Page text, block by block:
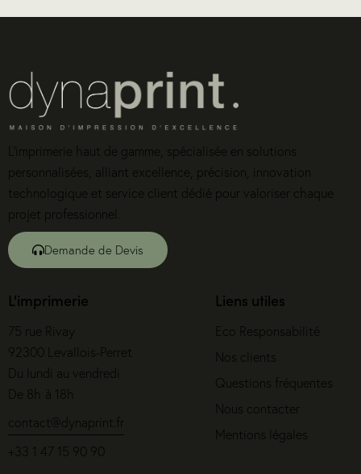
L’imprimerie haut de gamme, spécialisée en solutions
personnalisées, alliant excellence, précision, innovation
technologique et service client dédié pour valoriser chaque
projet professionnel.
Demande de Devis
L'imprimerie
75 rue Rivay
92300 Levallois-Perret
Du lundi au vendredi
De 8h à 18h
contact@dynaprint.fr
+33 1 47 15 90 90
Liens utiles
Eco Responsabilité
Nos clients
Questions fréquentes
Nous contacter
Mentions légales